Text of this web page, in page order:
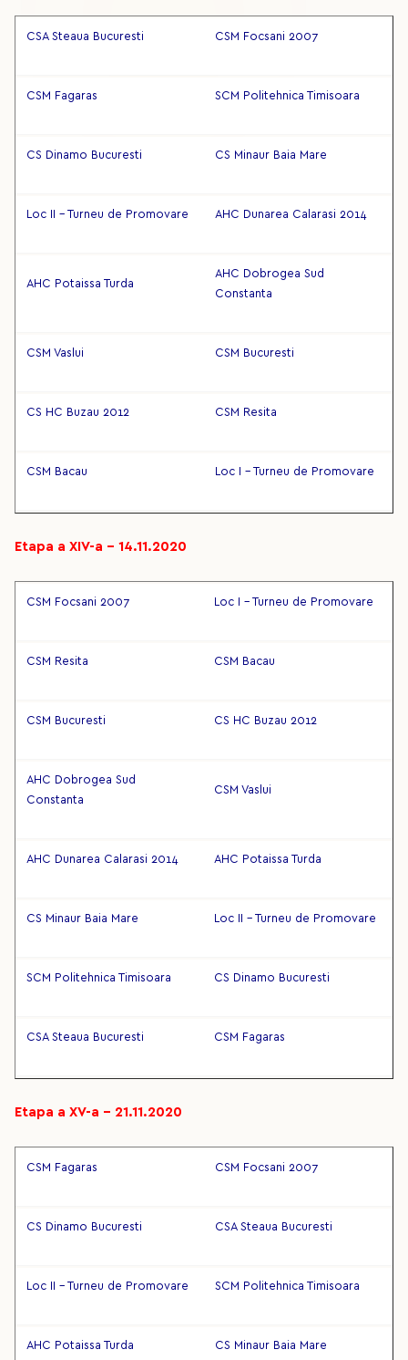
CSA Steaua Bucuresti CSM Focsani 2007
CSM Fagaras SCM Politehnica Timisoara
CS Dinamo Bucuresti CS Minaur Baia Mare
Loc II - Turneu de Promovare AHC Dunarea Calarasi 2014
AHC Potaissa Turda
AHC Dobrogea Sud
Constanta
CSM Vaslui CSM Bucuresti
CS HC Buzau 2012 CSM Resita
CSM Bacau Loc I - Turneu de Promovare
Etapa a XIV-a – 14.11.2020
CSM Focsani 2007 Loc I - Turneu de Promovare
CSM Resita CSM Bacau
CSM Bucuresti CS HC Buzau 2012
AHC Dobrogea Sud
Constanta
CSM Vaslui
AHC Dunarea Calarasi 2014 AHC Potaissa Turda
CS Minaur Baia Mare Loc II - Turneu de Promovare
SCM Politehnica Timisoara CS Dinamo Bucuresti
CSA Steaua Bucuresti CSM Fagaras
Etapa a XV-a – 21.11.2020
CSM Fagaras CSM Focsani 2007
CS Dinamo Bucuresti CSA Steaua Bucuresti
Loc II - Turneu de Promovare SCM Politehnica Timisoara
AHC Potaissa Turda CS Minaur Baia Mare